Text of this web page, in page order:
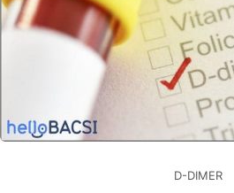
D-DIMER